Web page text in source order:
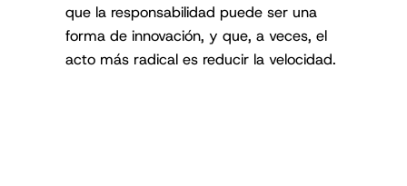
que la responsabilidad puede ser una
forma de innovación, y que, a veces, el
acto más radical es reducir la velocidad.